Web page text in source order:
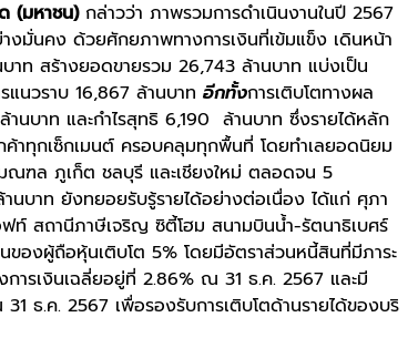
(มหาชน) กล่าวว่า ภาพรวมการดำเนินงานในปี 2567
งมั่นคง ด้วยศักยภาพทางการเงินที่เข้มแข็ง เดินหน้า
าท สร้างยอดขายรวม 26,743 ล้านบาท แบ่งเป็น
แนวราบ 16,867 ล้านบาท อีกทั้งการเติบโตทางผล
านบาท และกำไรสุทธิ 6,190 ล้านบาท ซึ่งรายได้หลัก
ค้าทุกเซ็กเมนต์ ครอบคลุมทุกพื้นที่ โดยทำเลยอดนิยม
ณฑล ภูเก็ต ชลบุรี และเชียงใหม่ ตลอดจน 5
นบาท ยังทยอยรับรู้รายได้อย่างต่อเนื่อง ได้แก่ ศุภา
สถานีภาษีเจริญ ซิตี้โฮม สนามบินน้ำ-รัตนาธิเบศร์
องผู้ถือหุ้นเติบโต 5% โดยมีอัตราส่วนหนี้สินที่มีภาระ
รเงินเฉลี่ยอยู่ที่ 2.86% ณ 31 ธ.ค. 2567 และมี
ธ.ค. 2567 เพื่อรองรับการเติบโตด้านรายได้ของบริ